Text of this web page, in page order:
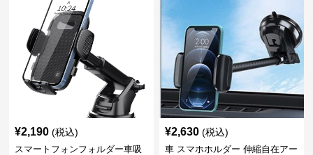
¥2,190 (税込)
スマートフォンフォルダー車吸
¥2,630 (税込)
車 スマホホルダー 伸縮自在アー